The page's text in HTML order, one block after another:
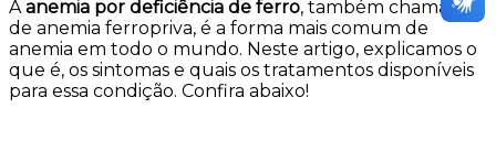
Aanemia por deficiência de ferro, também chamada
de anemia ferropriva, é a forma mais comum de
anemia em todo o mundo. Neste artigo, explicamos o
que é, os sintomas e quais os tratamentos disponíveis
para essa condição. Confira abaixo!